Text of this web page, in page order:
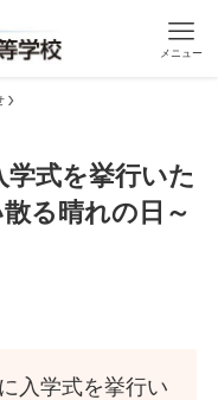
メニュー
学式を挙行いた
る晴れの日～
入学式を挙行い